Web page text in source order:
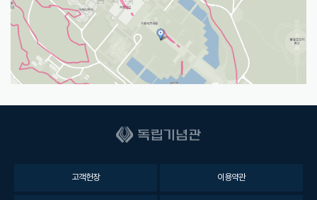
고객헌장 이용약관